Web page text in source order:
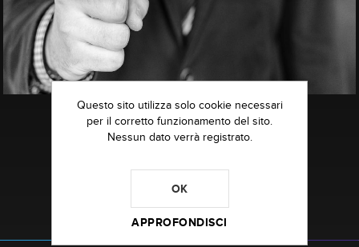
info@crimax.eu
+39 392.3965785
Questo sito utilizza solo cookie necessari
per il corretto funzionamento del sito.
Nessun dato verrà registrato.
OK
APPROFONDISCI